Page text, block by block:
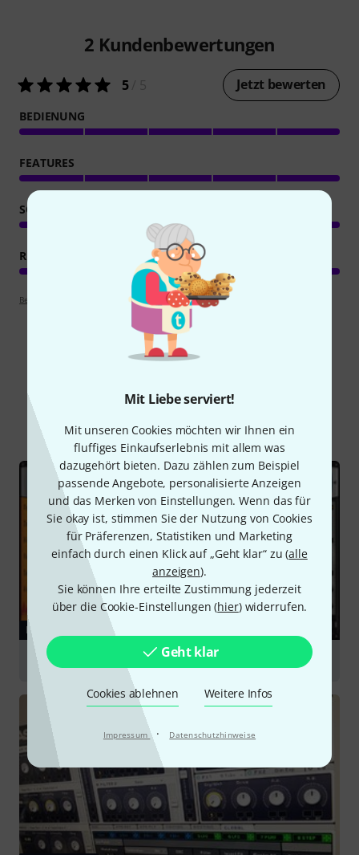
Mit Liebe serviert!
Mit unseren Cookies möchten wir Ihnen ein
fluffiges Einkaufserlebnis mit allem was
dazugehört bieten. Dazu zählen zum Beispiel
passende Angebote, personalisierte Anzeigen
und das Merken von Einstellungen. Wenn das für
Sie okay ist, stimmen Sie der Nutzung von Cookies
für Präferenzen, Statistiken und Marketing
einfach durch einen Klick auf „Geht klar“ zu (alle
anzeigen).
Sie können Ihre erteilte Zustimmung jederzeit
über die Cookie-Einstellungen (hier) widerrufen.
Geht klar
Cookies ablehnen Weitere Infos
Impressum · Datenschutzhinweise
2 Kundenbewertungen
5/ 5 Jetzt bewerten
BEDIENUNG
FEATURES
SOUND/QUALITÄT
RECHNER AUSLASTUNG
Bewertungsrichtlinien
Ratgeber Downloads
RATGEBER
Libraries